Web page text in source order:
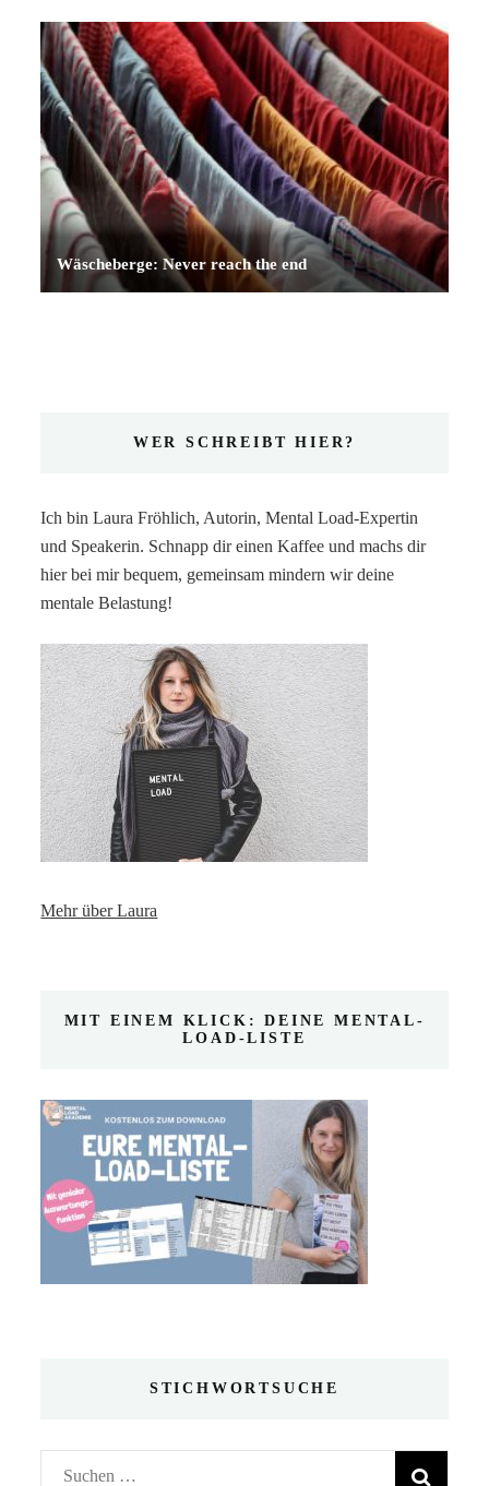
Wäscheberge: Never reach the end
WER SCHREIBT HIER?
Ich bin Laura Fröhlich, Autorin, Mental Load-Expertin
und Speakerin. Schnapp dir einen Kaffee und machs dir
hier bei mir bequem, gemeinsam mindern wir deine
mentale Belastung!
Mehr über Laura
MIT EINEM KLICK: DEINE MENTAL-
LOAD-LISTE
STICHWORTSUCHE
Suchen